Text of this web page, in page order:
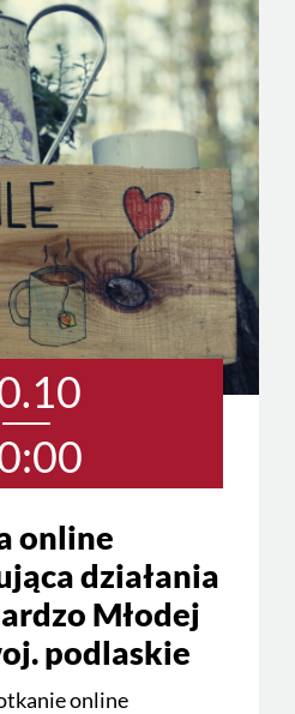
online
działania
Młodej
podlaskie
online